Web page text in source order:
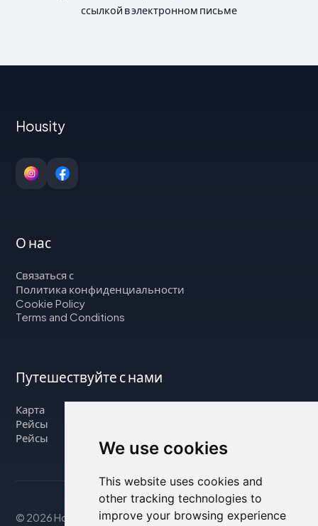
We use cookies
This website uses cookies and
other tracking technologies to
improve your browsing experience
ссылкой в электронном письме
Housity
О нас
Связаться с
Политика конфиденциальности
Cookie Policy
Terms and Conditions
Путешествуйте с нами
Карта
Рейсы
Рейсы
© 2026 Housity.net